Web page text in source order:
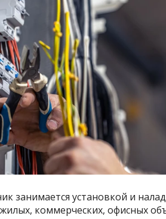
занимается установкой и
коммерческих, офисных